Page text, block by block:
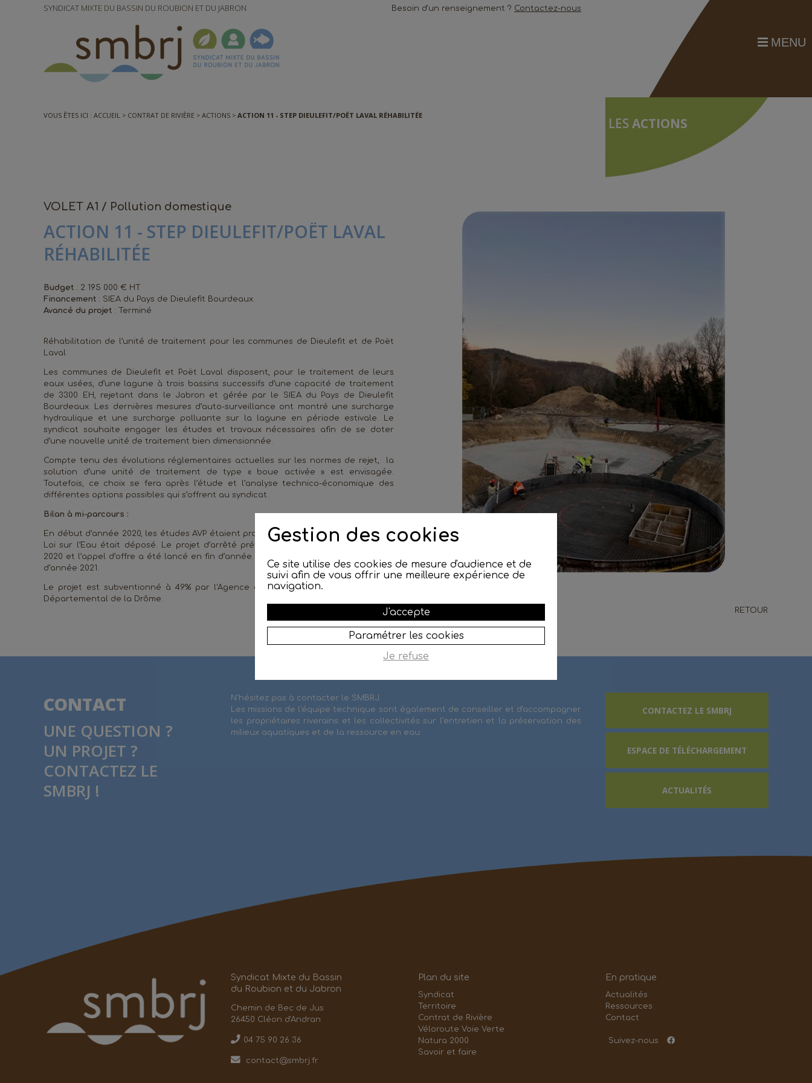
SYNDICAT MIXTE DU BASSIN DU ROUBION ET DU JABRON Besoin d'un renseignement ? Contactez-nous
VOUS ÊTES ICI : ACCUEIL CONTRAT DE RIVIÈRE ACTIONS ACTION 11 - STEP DIEULEFIT/POËT LAVAL RÉHABILITÉE LESACTIONS
VOLET A1 / Pollution domestique
ACTION 11 - STEP DIEULEFIT/POËT LAVAL
RÉHABILITÉE
Budget : 2 195 000 € HT
Financement : SIEA du Pays de Dieulefit Bourdeaux
Avancé du projet : Terminé
Réhabilitation de l’unité de traitement pour les communes de Dieulefit et de Poët
Laval
Les communes de Dieulefit et Poët Laval disposent, pour le traitement de leurs
eaux usées, d’une lagune à trois bassins successifs d’une capacité de traitement
de 3300 EH, rejetant dans le Jabron et gérée par le SIEA du Pays de Dieulefit
Bourdeaux. Les dernières mesures d’auto-surveillance ont montré une surcharge
hydraulique et une surcharge polluante sur la lagune en période estivale. Le
syndicat souhaite engager les études et travaux nécessaires afin de se doter
d’une nouvelle unité de traitement bien dimensionnée.
Compte tenu des évolutions réglementaires actuelles sur les normes de rejet, la
solution d’une unité de traitement de type « boue activée » est envisagée.
Toutefois, ce choix se fera après l’étude et l’analyse technico-économique des
différentes options possibles qui s’offrent au syndicat.
Bilan à mi-parcours :
En début d’année 2020, les études AVP étaient pratiquement terminées. Le Dossier
Loi sur l’Eau était déposé. Le projet d’arrêté préfectoral a été délivré le 7 juillet
2020 et l’appel d’offre a été lancé en fin d’année. Les travaux ont été engagés fin
d’année 2021.
Le projet est subventionné à 49% par l'Agence de l'Eau et à 11% par le Conseil
Départemental de la Drôme.
RETOUR
CONTACT
UNE QUESTION ?
UN PROJET ?
CONTACTEZ LE
SMBRJ !
N'hésitez pas à contacter le SMBRJ.
Les missions de l'équipe technique sont également de conseiller et d'accompagner
les propriétaires riverains et les collectivités sur l'entretien et la préservation des
milieux aquatiques et de la ressource en eau.
CONTACTEZ LE SMBRJ
ESPACE DE TÉLÉCHARGEMENT
ACTUALITÉS
Syndicat Mixte du Bassin
du Roubion et du Jabron
Chemin de Bec de Jus
26450 Cléon d'Andran
04 75 90 26 36
contact@smbrj.fr
Plan du site
Syndicat
Territoire
Contrat de Rivière
Véloroute Voie Verte
Natura 2000
Savoir et faire
En pratique
Actualités
Ressources
Contact
Suivez-nous
MENU
Gestion des cookies
Ce site utilise des cookies de mesure d'audience et de
suivi afin de vous offrir une meilleure expérience de
navigation.
J'accepte
Paramétrer les cookies
Je refuse